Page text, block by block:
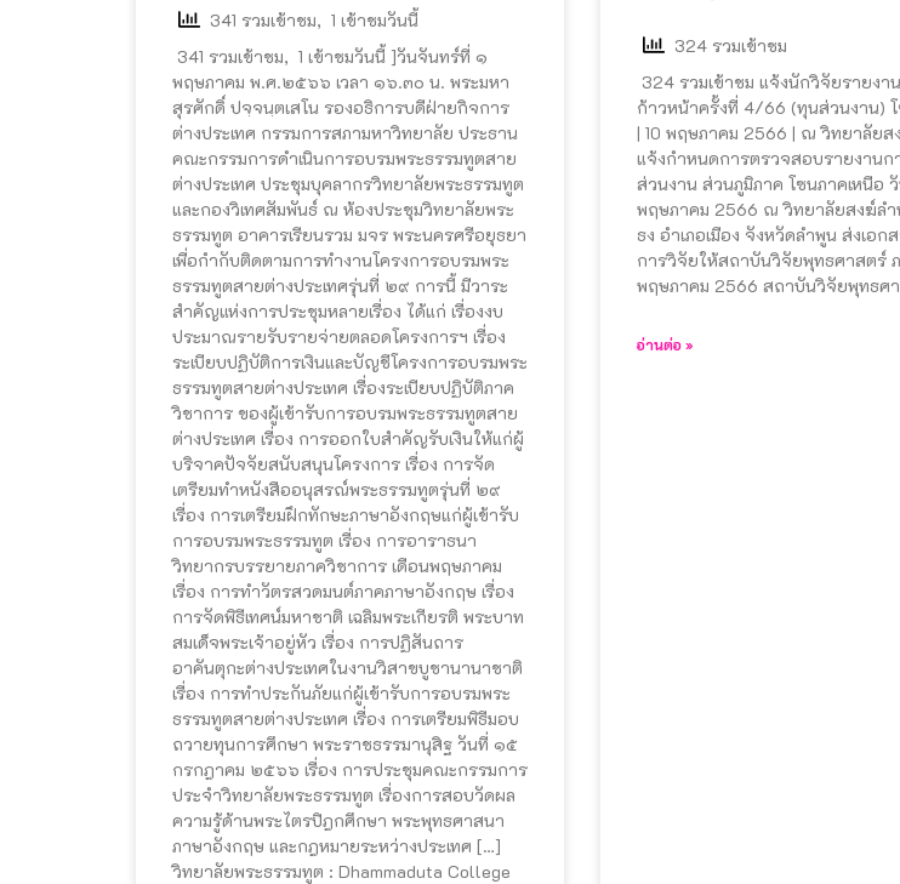
341 รวมเข้าชม, 1 เข้าชมวันนี้
341 รวมเข้าชม, 1 เข้าชมวันนี้ ]วันจันทร์ที่ ๑
พฤษภาคม พ.ศ.๒๕๖๖ เวลา ๑๖.๓๐ น. พระมหา
สุรศักดิ์ ปจฺจนฺตเสโน รองอธิการบดีฝ่ายกิจการ
ต่างประเทศ กรรมการสภามหาวิทยาลัย ประธาน
คณะกรรมการดำเนินการอบรมพระธรรมทูตสาย
ต่างประเทศ ประชุมบุคลากรวิทยาลัยพระธรรมทูต
และกองวิเทศสัมพันธ์ ณ ห้องประชุมวิทยาลัยพระ
ธรรมทูต อาคารเรียนรวม มจร พระนครศรีอยุธยา
เพื่อกำกับติดตามการทำงานโครงการอบรมพระ
ธรรมทูตสายต่างประเทศรุ่นที่ ๒๙ การนี้ มีวาระ
สำคัญแห่งการประชุมหลายเรื่อง ได้แก่ เรื่องงบ
ประมาณรายรับรายจ่ายตลอดโครงการฯ เรื่อง
ระเบียบปฏิบัติการเงินและบัญชีโครงการอบรมพระ
ธรรมทูตสายต่างประเทศ เรื่องระเบียบปฏิบัติภาค
วิชาการ ของผู้เข้ารับการอบรมพระธรรมทูตสาย
ต่างประเทศ เรื่อง การออกใบสำคัญรับเงินให้แก่ผู้
บริจาคปัจจัยสนับสนุนโครงการ เรื่อง การจัด
เตรียมทำหนังสืออนุสรณ์พระธรรมทูตรุ่นที่ ๒๙
เรื่อง การเตรียมฝึกทักษะภาษาอังกฤษแก่ผู้เข้ารับ
การอบรมพระธรรมทูต เรื่อง การอาราธนา
วิทยากรบรรยายภาควิชาการ เดือนพฤษภาคม
เรื่อง การทำวัตรสวดมนต์ภาคภาษาอังกฤษ เรื่อง
การจัดพิธีเทศน์มหาชาติ เฉลิมพระเกียรติ พระบาท
สมเด็จพระเจ้าอยู่หัว เรื่อง การปฏิสันถาร
อาคันตุกะต่างประเทศในงานวิสาขบูชานานาชาติ
เรื่อง การทำประกันภัยแก่ผู้เข้ารับการอบรมพระ
ธรรมทูตสายต่างประเทศ เรื่อง การเตรียมพิธีมอบ
ถวายทุนการศึกษา พระราชธรรมานุสิฐ วันที่ ๑๕
กรกฎาคม ๒๕๖๖ เรื่อง การประชุมคณะกรรมการ
ประจำวิทยาลัยพระธรรมทูต เรื่องการสอบวัดผล
ความรู้ด้านพระไตรปิฎกศึกษา พระพุทธศาสนา
ภาษาอังกฤษ และกฎหมายระหว่างประเทศ […]
วิทยาลัยพระธรรมทูต : Dhammaduta College
324 รวมเข้าชม
324 รวมเข้าชม แจ้งนักวิจัยรายงา
ก้าวหน้าครั้งที่ 4/66 (ทุนส่วนงาน) โ
| 10 พฤษภาคม 2566 | ณ วิทยาลัยส
แจ้งกำหนดการตรวจสอบรายงานก
ส่วนงาน ส่วนภูมิภาค โซนภาคเหนือ
พฤษภาคม 2566 ณ วิทยาลัยสงฆ์ล
ธง อำเภอเมือง จังหวัดลำพูน ส่งเอก
การวิจัยให้สถาบันวิจัยพุทธศาสตร์
พฤษภาคม 2566 สถาบันวิจัยพุทธศ
อ่านต่อ »